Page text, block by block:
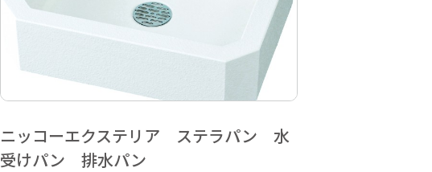
ニッコーエクステリア ステラパン 水
受けパン 排水パン